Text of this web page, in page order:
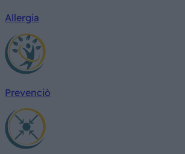
Allergia
Prevenció